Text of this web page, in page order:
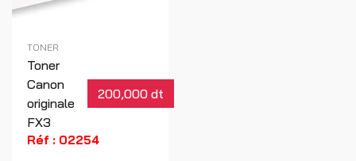
TONER
Toner
Canon
originale
FX3
200,000 dt
Réf : 02254